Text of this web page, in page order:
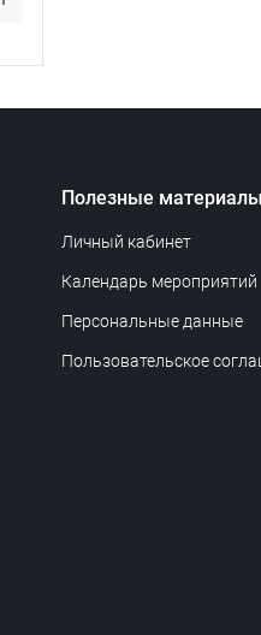
Полезные материалы
Личный кабинет
Календарь мероприятий
Персональные данные
Пользовательское